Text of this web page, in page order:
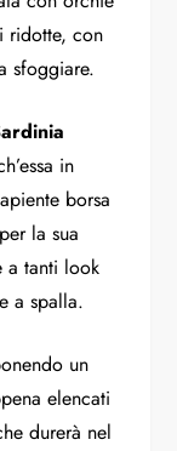
ridotte, con
sfoggiare.
in
borsa
la sua
a tanti look
a spalla.
un
elencati
durerà nel